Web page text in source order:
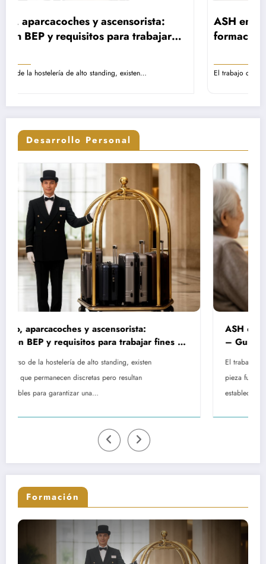
ASH en EHPAD: rol, remuneración y
formación – Guía completa sobre las
hospitalario
El trabajo del Agente de Servicio Hospitalario representa
Desarrollo Personal
fines de
ASH en EHPAD: rol, remuneración y
– Guía completa sobre las misiones del
El trabajo del Agente de Servicio Hospitalario representa
pieza fundamental en el funcionamiento diario de los
establecimientos dedicados al…
Formación